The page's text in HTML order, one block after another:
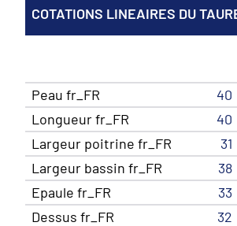
COTATIONS LINEAIRES DU
Peau fr_FR
40
Longueur fr_FR
40
Largeur poitrine fr_FR
31
Largeur bassin fr_FR
38
Epaule fr_FR
33
Dessus fr_FR
32